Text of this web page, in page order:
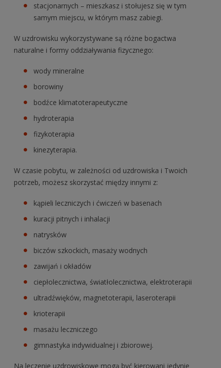
stacjonarnych – mieszkasz i stołujesz się w tym
samym miejscu, w którym masz zabiegi.
W uzdrowisku wykorzystywane są różne bogactwa
naturalne i formy oddziaływania fizycznego:
wody mineralne
borowiny
bodźce klimatoterapeutyczne
hydroterapia
fizykoterapia
kinezyterapia.
W czasie pobytu, w zależności od uzdrowiska i Twoich
potrzeb, możesz skorzystać między innymi z:
kąpieli leczniczych i ćwiczeń w basenach
kuracji pitnych i inhalacji
natrysków
biczów szkockich, masaży wodnych
zawijań i okładów
ciepłolecznictwa, światłolecznictwa, elektroterapii
ultradźwięków, magnetoterapii, laseroterapii
krioterapii
masażu leczniczego
gimnastyka indywidualnej i zbiorowej.
Na leczenie uzdrowiskowe mogą być kierowani jedynie